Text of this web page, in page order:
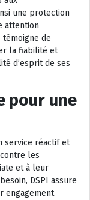
une protection
attention
de
la fiabilité et
d’esprit de ses
pour une
service réactif et
les
et à leur
DSPI assure
engagement